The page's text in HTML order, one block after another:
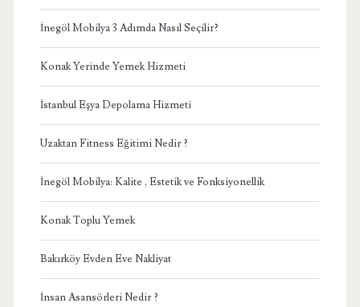
İnegöl Mobilya 3 Adımda Nasıl Seçilir?
Konak Yerinde Yemek Hizmeti
İstanbul Eşya Depolama Hizmeti
Uzaktan Fitness Eğitimi Nedir ?
İnegöl Mobilya: Kalite , Estetik ve Fonksiyonellik
Konak Toplu Yemek
Bakırköy Evden Eve Nakliyat
İnsan Asansörleri Nedir ?